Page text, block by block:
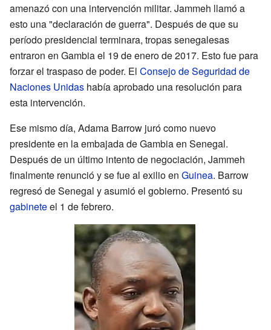
amenazó con una intervención militar. Jammeh llamó a
esto una "declaración de guerra". Después de que su
período presidencial terminara, tropas senegalesas
entraron en Gambia el 19 de enero de 2017. Esto fue para
forzar el traspaso de poder. El Consejo de Seguridad de
Naciones Unidas había aprobado una resolución para
esta intervención.
Ese mismo día, Adama Barrow juró como nuevo
presidente en la embajada de Gambia en Senegal.
Después de un último intento de negociación, Jammeh
finalmente renunció y se fue al exilio en Guinea. Barrow
regresó de Senegal y asumió el gobierno. Presentó su
gabineteel 1 de febrero.